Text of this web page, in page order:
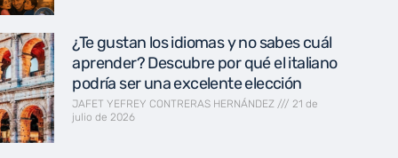
¿Te gustan los idiomas y no sabes cuál
aprender? Descubre por qué el italiano
podría ser una excelente elección
JAFET YEFREY CONTRERAS HERNÁNDEZ
21 de
julio de 2026